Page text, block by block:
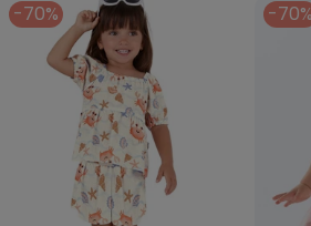
-70%
-70%